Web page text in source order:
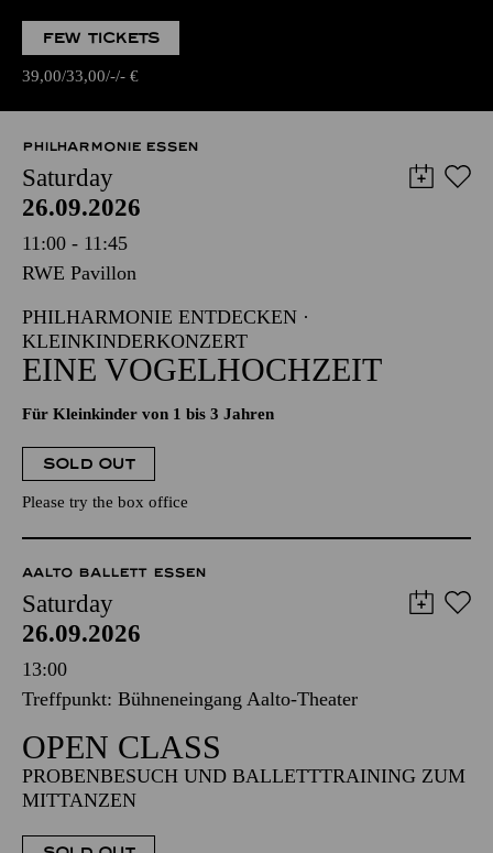
FEW TICKETS
39,00 33,00 - - €
PHILHARMONIE ESSEN
Saturday
26.09.2026
11:00 - 11:45
RWE Pavillon
PHILHARMONIE ENTDECKEN ·
KLEINKINDERKONZERT
EINE VOGELHOCHZEIT
Für Kleinkinder von 1 bis 3 Jahren
SOLD OUT
Please try the box office
AALTO BALLETT ESSEN
Saturday
26.09.2026
13:00
Treffpunkt: Bühneneingang Aalto-Theater
OPEN CLASS
PROBENBESUCH UND BALLETTTRAINING ZUM
MITTANZEN